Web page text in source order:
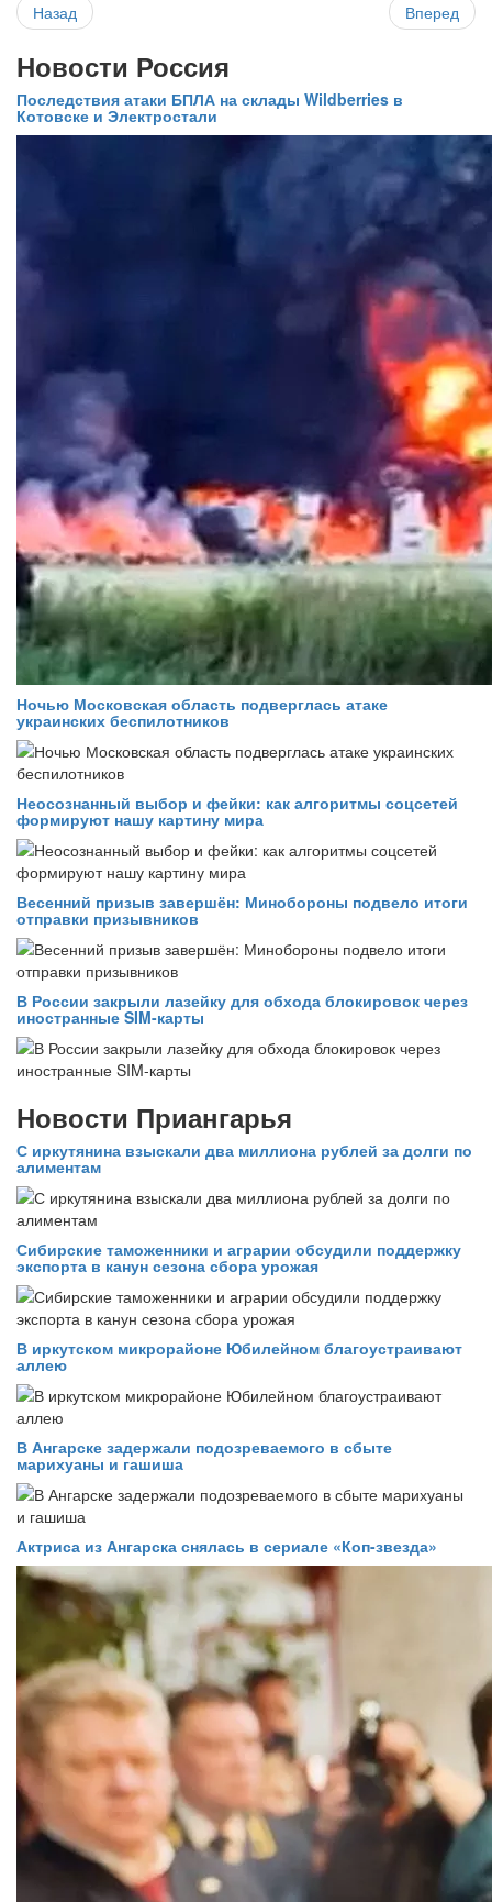
Назад Вперед
Новости Россия
Последствия атаки БПЛА на склады Wildberries в
Котовске и Электростали
Ночью Московская область подверглась атаке
украинских беспилотников
Неосознанный выбор и фейки: как алгоритмы соцсетей
формируют нашу картину мира
Весенний призыв завершён: Минобороны подвело итоги
отправки призывников
В России закрыли лазейку для обхода блокировок через
иностранные SIM-карты
Новости Приангарья
С иркутянина взыскали два миллиона рублей за долги по
алиментам
Сибирские таможенники и аграрии обсудили поддержку
экспорта в канун сезона сбора урожая
В иркутском микрорайоне Юбилейном благоустраивают
аллею
В Ангарске задержали подозреваемого в сбыте
марихуаны и гашиша
Актриса из Ангарска снялась в сериале «Коп-звезда»